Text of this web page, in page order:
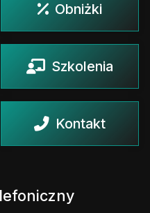
Obniżki
Szkolenia
Kontakt